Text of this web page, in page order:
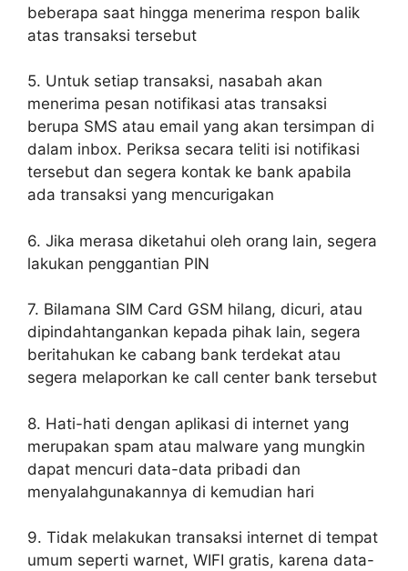
beberapa saat hingga menerima respon balik
atas transaksi tersebut
5. Untuk setiap transaksi, nasabah akan
menerima pesan notifikasi atas transaksi
berupa SMS atau email yang akan tersimpan di
dalam inbox. Periksa secara teliti isi notifikasi
tersebut dan segera kontak ke bank apabila
ada transaksi yang mencurigakan
6. Jika merasa diketahui oleh orang lain, segera
lakukan penggantian PIN
7. Bilamana SIM Card GSM hilang, dicuri, atau
dipindahtangankan kepada pihak lain, segera
beritahukan ke cabang bank terdekat atau
segera melaporkan ke call center bank tersebut
8. Hati-hati dengan aplikasi di internet yang
merupakan spam atau malware yang mungkin
dapat mencuri data-data pribadi dan
menyalahgunakannya di kemudian hari
9. Tidak melakukan transaksi internet di tempat
umum seperti warnet, WIFI gratis, karena data-